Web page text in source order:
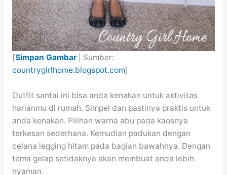
[Simpan Gambar| Sumber:
countrygirlhome.blogspot.com]
Outfit santai ini bisa anda kenakan untuk aktivitas
harianmu di rumah. Simpel dan pastinya praktis untuk
anda kenakan. Pilihan warna abu pada kaosnya
terkesan sederhana. Kemudian padukan dengan
celana legging hitam pada bagian bawahnya. Dengan
tema gelap setidaknya akan membuat anda lebih
nyaman.